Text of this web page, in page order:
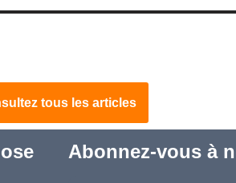
tous les articles
Abonnez-vous à